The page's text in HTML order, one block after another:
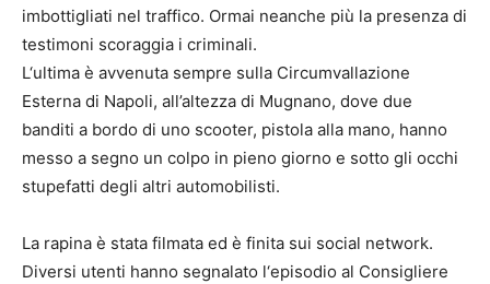
imbottigliati nel traffico. Ormai neanche più la presenza di
testimoni scoraggia i criminali.
L‘ultima è avvenuta sempre sulla Circumvallazione
Esterna di Napoli, all’altezza di Mugnano, dove due
banditi a bordo di uno scooter, pistola alla mano, hanno
messo a segno un colpo in pieno giorno e sotto gli occhi
stupefatti degli altri automobilisti.
La rapina è stata filmata ed è finita sui social network.
Diversi utenti hanno segnalato l‘episodio al Consigliere